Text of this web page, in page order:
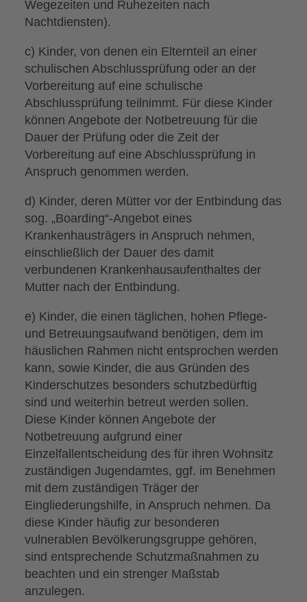
Wegezeiten und Ruhezeiten nach
Nachtdiensten).
c) Kinder, von denen ein Elternteil an einer
schulischen Abschlussprüfung oder an der
Vorbereitung auf eine schulische
Abschlussprüfung teilnimmt. Für diese Kinder
können Angebote der Notbetreuung für die
Dauer der Prüfung oder die Zeit der
Vorbereitung auf eine Abschlussprüfung in
Anspruch genommen werden.
d) Kinder, deren Mütter vor der Entbindung das
sog. „Boarding“-Angebot eines
Krankenhausträgers in Anspruch nehmen,
einschließlich der Dauer des damit
verbundenen Krankenhausaufenthaltes der
Mutter nach der Entbindung.
e) Kinder, die einen täglichen, hohen Pflege-
und Betreuungsaufwand benötigen, dem im
häuslichen Rahmen nicht entsprochen werden
kann, sowie Kinder, die aus Gründen des
Kinderschutzes besonders schutzbedürftig
sind und weiterhin betreut werden sollen.
Diese Kinder können Angebote der
Notbetreuung aufgrund einer
Einzelfallentscheidung des für ihren Wohnsitz
zuständigen Jugendamtes, ggf. im Benehmen
mit dem zuständigen Träger der
Eingliederungshilfe, in Anspruch nehmen. Da
diese Kinder häufig zur besonderen
vulnerablen Bevölkerungsgruppe gehören,
sind entsprechende Schutzmaßnahmen zu
beachten und ein strenger Maßstab
anzulegen.